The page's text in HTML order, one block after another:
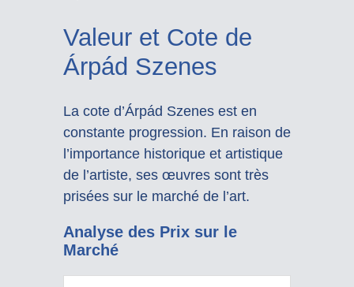
Valeur et Cote de
Árpád Szenes
La cote d’Árpád Szenes est en
constante progression. En raison de
l’importance historique et artistique
de l’artiste, ses œuvres sont très
prisées sur le marché de l’art.
Analyse des Prix sur le
Marché